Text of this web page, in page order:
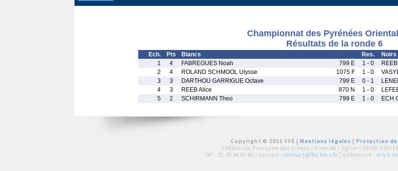
Championnat des Pyrénées
Résultats de la ronde 6
Ech. Pts Blancs Res. Noirs
1
4 FABREGUES Noah 799 E 1 - 0
2
4 ROLAND SCHMOOL Ulysse 1075 F 1 - 0
3
3 DARTHOU GARRIGUE Octave 799 E 0 - 1
4
3 REEB Alice 870 N 1 - 0
5
2 SCHIRMANN Theo 799 E 1 - 0 ECH
Copyright © 2015 FFE |Mentions légales
Protection
Fédération Française des Echecs | 6 rue de l'Eglise | 92600
tél : 01 39 44 65 80 | contact : contact@ffechecs.fr | webmestre :